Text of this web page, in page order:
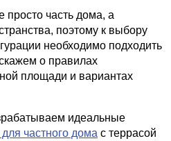
часть дома, а
поэтому к выбору
необходимо подходить
о правилах
площади и вариантах
идеальные
частного дома с террасой